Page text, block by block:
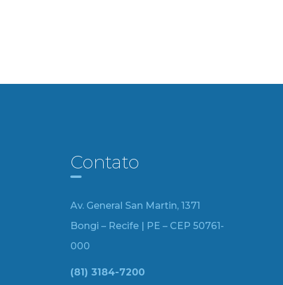
Contato
Av. General San Martin, 1371
Bongi – Recife | PE – CEP 50761-
000
(81) 3184-7200